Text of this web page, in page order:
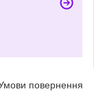
повернення